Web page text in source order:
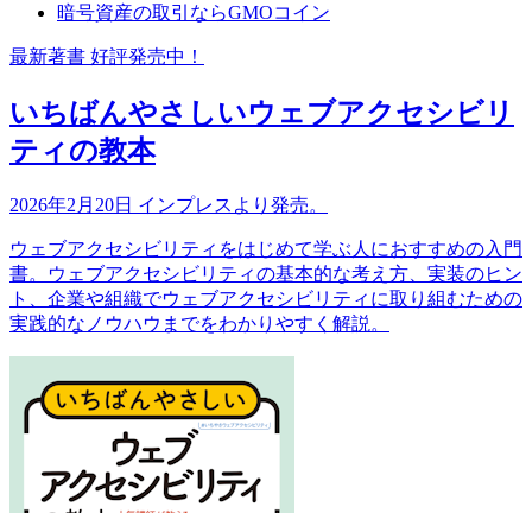
暗号資産の取引ならGMOコイン
最新著書 好評発売中！
いちばんやさしいウェブアクセシビリ
ティの教本
2026年2月20日 インプレスより発売。
ウェブアクセシビリティをはじめて学ぶ人におすすめの入門
書。ウェブアクセシビリティの基本的な考え方、実装のヒン
ト、企業や組織でウェブアクセシビリティに取り組むための
実践的なノウハウまでをわかりやすく解説。